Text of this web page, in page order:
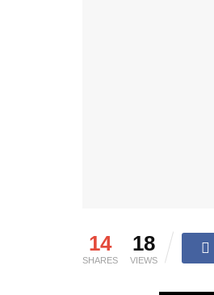
14
SHARES
18
VIEWS